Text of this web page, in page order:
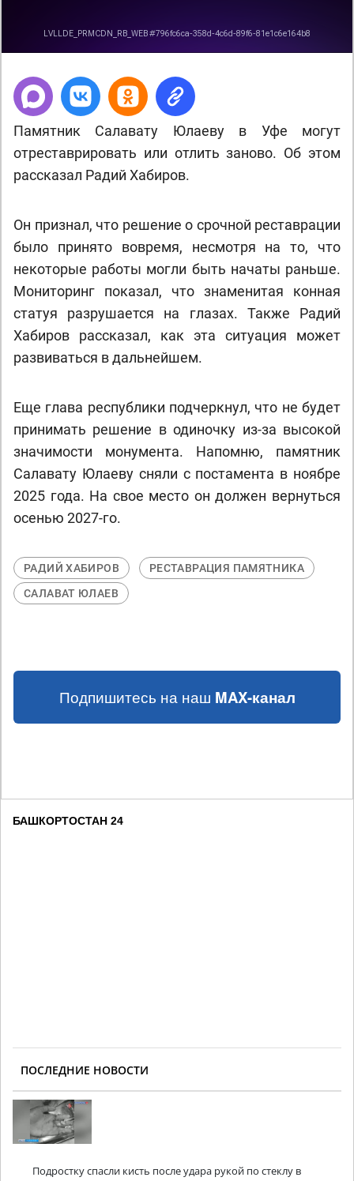
Памятник Салавату Юлаеву в Уфе могут
отреставрировать или отлить заново. Об этом
рассказал Радий Хабиров.
Он признал, что решение о срочной реставрации
было принято вовремя, несмотря на то, что
некоторые работы могли быть начаты раньше.
Мониторинг показал, что знаменитая конная
статуя разрушается на глазах. Также Радий
Хабиров рассказал, как эта ситуация может
развиваться в дальнейшем.
Еще глава республики подчеркнул, что не будет
принимать решение в одиночку из-за высокой
значимости монумента. Напомню, памятник
Салавату Юлаеву сняли с постамента в ноябре
2025 года. На свое место он должен вернуться
осенью 2027-го.
РАДИЙ ХАБИРОВ
РЕСТАВРАЦИЯ ПАМЯТНИКА
САЛАВАТ ЮЛАЕВ
Подпишитесь на наш MAX-канал
БАШКОРТОСТАН 24
ПОСЛЕДНИЕ НОВОСТИ
Подростку спасли кисть после удара рукой по стеклу в